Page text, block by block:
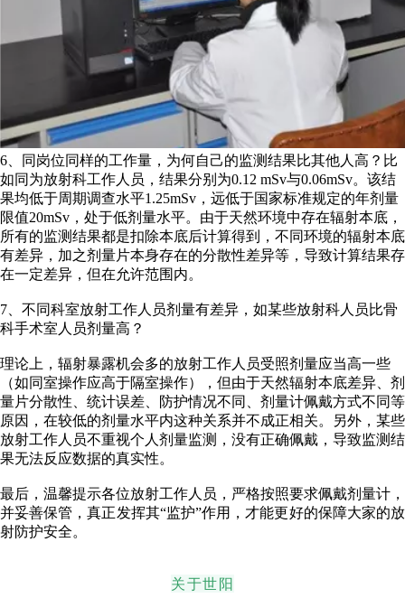
6、同岗位同样的工作量，为何自己的监测结果比其他人高？比
如同为放射科工作人员，结果分别为0.12 mSv与0.06mSv。该结
果均低于周期调查水平1.25mSv，远低于国家标准规定的年剂量
限值20mSv，处于低剂量水平。由于天然环境中存在辐射本底，
所有的监测结果都是扣除本底后计算得到，不同环境的辐射本底
有差异，加之剂量片本身存在的分散性差异等，导致计算结果存
在一定差异，但在允许范围内。
7、不同科室放射工作人员剂量有差异，如某些放射科人员比骨
科手术室人员剂量高？
理论上，辐射暴露机会多的放射工作人员受照剂量应当高一些
（如同室操作应高于隔室操作），但由于天然辐射本底差异、剂
量片分散性、统计误差、防护情况不同、剂量计佩戴方式不同等
原因，在较低的剂量水平内这种关系并不成正相关。另外，某些
放射工作人员不重视个人剂量监测，没有正确佩戴，导致监测结
果无法反应数据的真实性。
最后，温馨提示各位放射工作人员，严格按照要求佩戴剂量计，
并妥善保管，真正发挥其“监护”作用，才能更好的保障大家的放
射防护安全。
关于世阳